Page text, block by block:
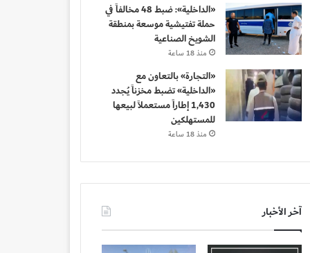
«الداخلية»: ضبط 48 مخالفاً في
حملة تفتيشية موسعة بمنطقة
الشويخ الصناعية
منذ 18 ساعة
«التجارة» بالتعاون مع
«الداخلية» تضبط مخزناً يُجدد
1,430 إطاراً مستعملاً لبيعها
للمستهلكين
منذ 18 ساعة
آخر الأخبار